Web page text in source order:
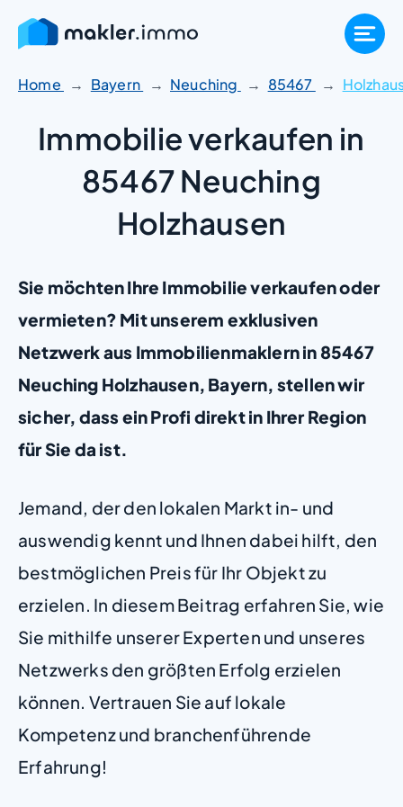
Zum
Inhalt
springen
Home Bayern Neuching 85467
Immobilie verkaufen in
85467 Neuching
Holzhausen
Sie möchten Ihre Immobilie verkaufen oder
vermieten? Mit unserem exklusiven
Netzwerk aus Immobilienmaklern in 85467
Neuching Holzhausen, Bayern, stellen wir
sicher, dass ein Profi direkt in Ihrer Region
für Sie da ist.
Jemand, der den lokalen Markt in- und
auswendig kennt und Ihnen dabei hilft, den
bestmöglichen Preis für Ihr Objekt zu
erzielen. In diesem Beitrag erfahren Sie, wie
Sie mithilfe unserer Experten und unseres
Netzwerks den größten Erfolg erzielen
können. Vertrauen Sie auf lokale
Kompetenz und branchenführende
Erfahrung!